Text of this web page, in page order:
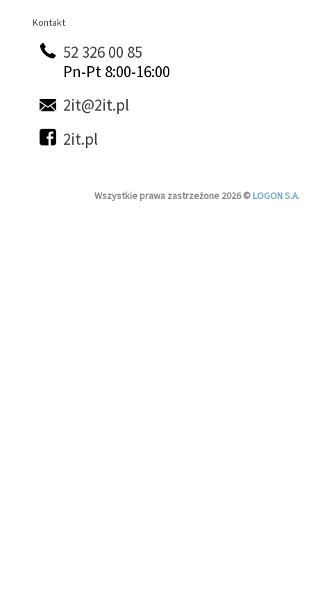
Kontakt
Kontakt
52 326 00 85
Pn-Pt 8:00-16:00
2it@2it.pl
2it.pl
Wszystkie prawa zastrzeżone 2026 ©LOGON S.A.